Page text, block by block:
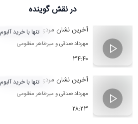
در نقشگوینده
آخرین نشان مردی 11
مهرداد صدقیو میرطاهر مظلومی
۳۴:۴۰
تنها با خرید آلبوم
آخرین نشان مردی 8
مهرداد صدقیو میرطاهر مظلومی
۲۸:۲۳
تنها با خرید آلبوم